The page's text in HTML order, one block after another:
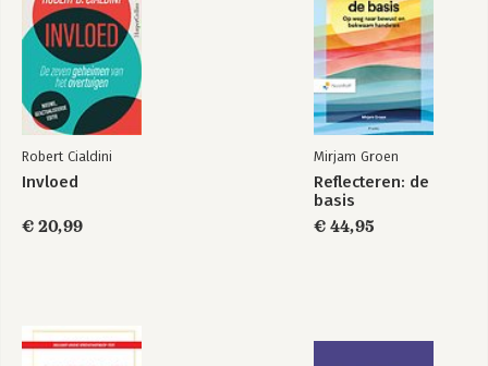
Robert Cialdini
Invloed
€ 20,99
Mirjam Groen
Reflecteren: de
basis
€ 44,95